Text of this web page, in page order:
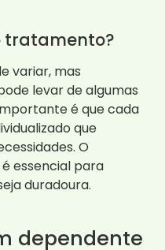
tratamento?
variar, mas
levar de algumas
é que cada
que
O
essencial para
duradoura.
dependente